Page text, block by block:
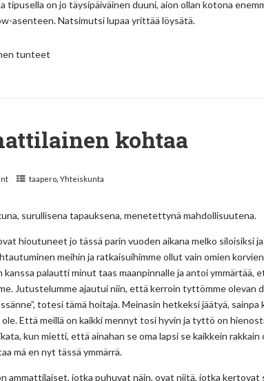
tipusella on jo täysipäiväinen duuni, aion ollan kotona
asenteen. Natsimutsi lupaa yrittää löysätä.
tunteet
kohtaa
taapero, Yhteiskunta
surullisena tapauksena, menetettynä mahdollisuutena.
hioutuneet jo tässä parin vuoden aikana melko siloisiksi
meihin ja ratkaisuihimme ollut vain omien
palautti minut taas maanpinnalle ja antoi ymmärtää,
Jutustelumme ajautui niin, että kerroin tyttömme olevan
totesi tämä hoitaja. Meinasin hetkeksi jäätyä, sainpa
Että meillä on kaikki mennyt tosi hyvin ja tyttö on
kun mietti, että ainahan se oma lapsi se kaikkein rakkain
mä en nyt tässä ymmärrä.
ammattilaiset, jotka puhuvat näin, ovat niitä, jotka kertovat